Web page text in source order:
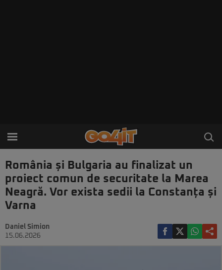
România și Bulgaria au finalizat un
proiect comun de securitate la Marea
Neagră. Vor exista sedii la Constanța și
Varna
Daniel Simion
15.06.2026